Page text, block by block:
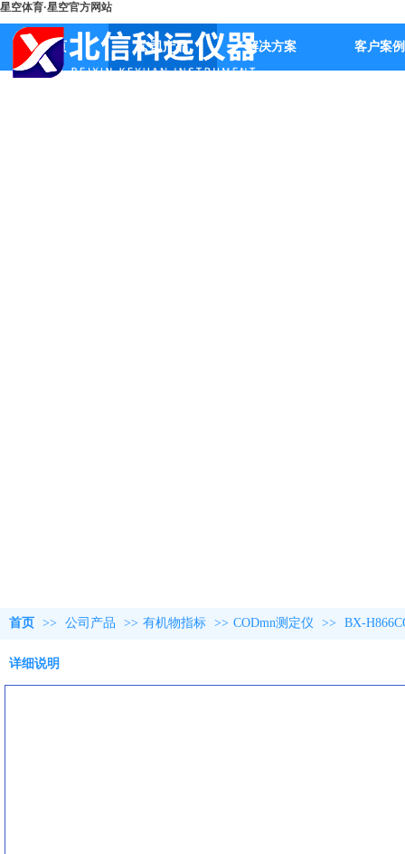
星空体育·星空官方网站
首页 公司产品 解决方案 客户案例
首页 >> 公司产品 >> 有机物指标 >> CODmn测定仪 >> BX-
详细说明